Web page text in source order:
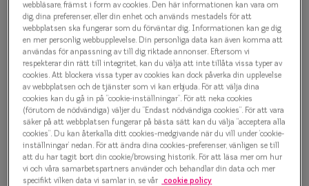
Olika
Taberg
1 000 kr
Havana
Bågstorlek
S
120-126 mm
S
120-126 mm
Osäker på vilken storlek du har? Se vår Storleksguide
webbläsare, främst i form av cookies. Den här informationen kan vara om
dig, dina preferenser, eller din enhet och används mestadels för att
webbplatsen ska fungerar som du förväntar dig. Informationen kan ge dig
en mer personlig webbupplevelse. Din personliga data kan även komma att
användas för anpassning av till dig riktade annonser. Eftersom vi
respekterar din rätt till integritet, kan du välja att inte tillåta vissa typer av
cookies. Att blockera vissa typer av cookies kan dock påverka din upplevelse
av webbplatsen och de tjänster som vi kan erbjuda. För att välja dina
cookies kan du gå in på ”cookie-inställningar”. För att neka cookies
(förutom de nödvändiga) väljer du ”Endast nödvändiga cookies”. För att vara
säker på att webbplatsen fungerar på bästa sätt kan du välja ”acceptera alla
cookies”. Du kan återkalla ditt cookies-medgivande när du vill under ’cookie-
inställningar’ nedan. För att ändra dina cookies-preferenser, vänligen se till
att du har tagit bort din cookie/browsing historik. För att läsa mer om hur
vi och våra samarbetspartners använder och behandlar din data och mer
specifikt vilken data vi samlar in, se vår cookie policy